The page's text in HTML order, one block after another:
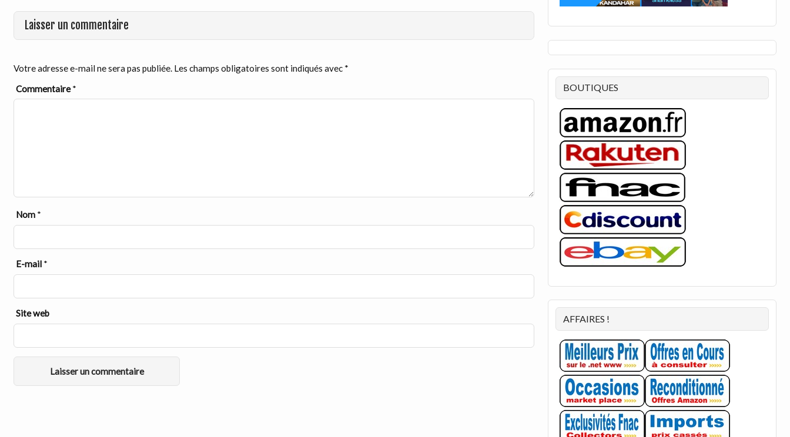
Laisser un commentaire
Votre adresse e-mail ne sera pas publiée. Les champs obligatoires sont indiqués avec *
Commentaire*
Nom *
E-mail *
Site web
BOUTIQUES
AFFAIRES !